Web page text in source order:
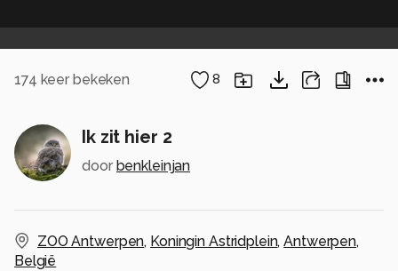
174 keer bekeken 8
Ik zit hier 2
door benkleinjan
ZOO Antwerpen, Koningin Astridplein,Antwerpen,
België